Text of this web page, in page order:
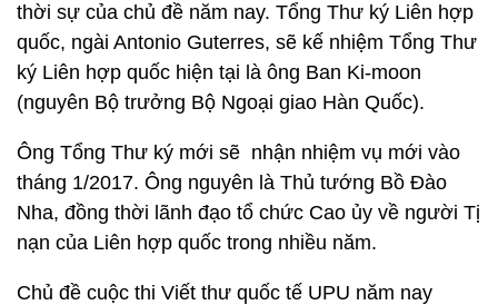
thời sự của chủ đề năm nay. Tổng Thư ký Liên hợp
quốc, ngài Antonio Guterres, sẽ kế nhiệm Tổng Thư
ký Liên hợp quốc hiện tại là ông Ban Ki-moon
(nguyên Bộ trưởng Bộ Ngoại giao Hàn Quốc).
Ông Tổng Thư ký mới sẽ nhận nhiệm vụ mới vào
tháng 1/2017. Ông nguyên là Thủ tướng Bồ Đào
Nha, đồng thời lãnh đạo tổ chức Cao ủy về người Tị
nạn của Liên hợp quốc trong nhiều năm.
Chủ đề cuộc thi Viết thư quốc tế UPU năm nay